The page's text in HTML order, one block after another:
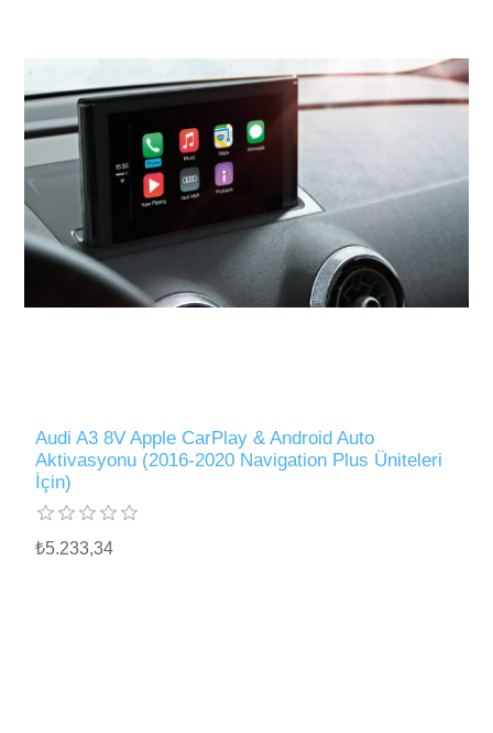
Audi A3 8V Apple CarPlay & Android Auto
Aktivasyonu (2016-2020 Navigation Plus Üniteleri
İçin)
₺5.233,34